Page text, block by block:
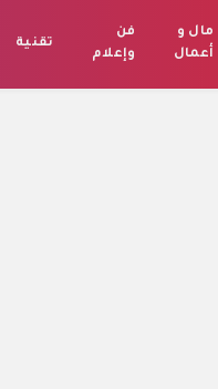
مال و
أعمال
فن
وإعلام
تقنية